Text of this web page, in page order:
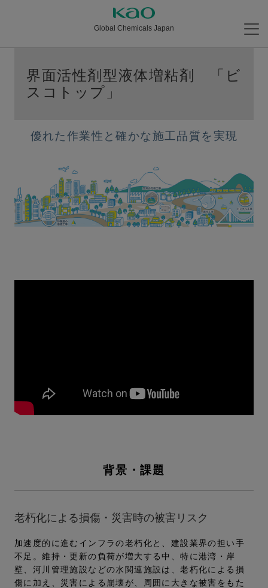
Global Chemicals Japan
界面活性剤型液体増粘剤 「ビ
スコトップ」
優れた作業性と確かな施⼯品質を実現
背景・課題
⽼朽化による損傷・災害時の被害リスク
加速度的に進むインフラの⽼朽化と、建設業界の担い⼿
不⾜。維持・更新の負荷が増⼤する中、特に港湾・岸
壁、河川管理施設などの⽔関連施設は、⽼朽化による損
傷に加え、災害による崩壊が、周囲に⼤きな被害をもた